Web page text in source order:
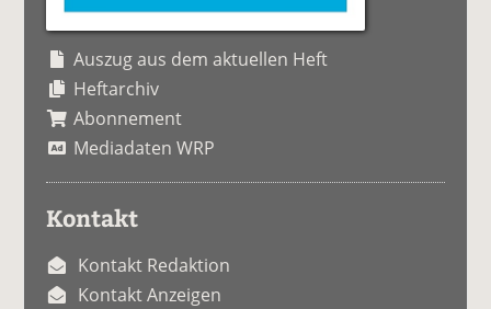
Auszug aus dem aktuellen Heft
Heftarchiv
Abonnement
Mediadaten WRP
Kontakt
Kontakt Redaktion
Kontakt Anzeigen